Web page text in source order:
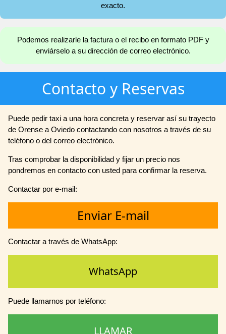
exacto.
Podemos realizarle la factura o el recibo en formato PDF y
enviárselo a su dirección de correo electrónico.
Contacto y Reservas
Puede pedir taxi a una hora concreta y reservar así su trayecto
de Orense a Oviedo contactando con nosotros a través de su
teléfono o del correo electrónico.
Tras comprobar la disponibilidad y fijar un precio nos
pondremos en contacto con usted para confirmar la reserva.
Contactar por e-mail:
Enviar E-mail
Contactar a través de WhatsApp:
WhatsApp
Puede llamarnos por teléfono:
LLAMAR